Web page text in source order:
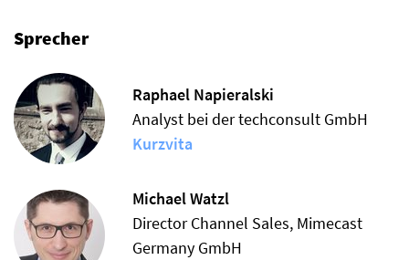
Sprecher
Raphael Napieralski
Analyst bei der techconsult GmbH
Kurzvita
Michael Watzl
Director Channel Sales, Mimecast
Germany GmbH